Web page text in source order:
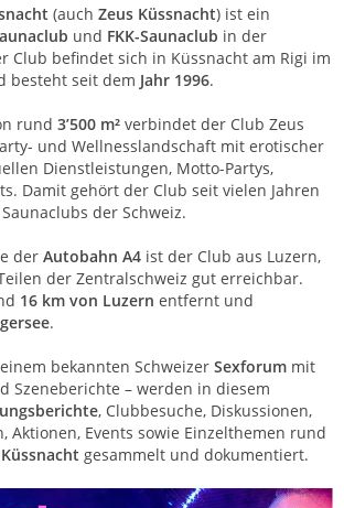
(auch Zeus Küssnacht) ist ein
und FKK-Saunaclub in der
Club befindet sich in Küssnacht am Rigi im
besteht seit dem Jahr 1996.
rund 3’500 m² verbindet der Club Zeus
und Wellnesslandschaft mit erotischer
Dienstleistungen, Motto-Partys,
Damit gehört der Club seit vielen Jahren
der Schweiz.
der Autobahn A4 ist der Club aus Luzern,
der Zentralschweiz gut erreichbar.
16 km von Luzern entfernt und
.
bekannten Schweizer Sexforum mit
Szeneberichte – werden in diesem
, Clubbesuche, Diskussionen,
Aktionen, Events sowie Einzelthemen rund
gesammelt und dokumentiert.